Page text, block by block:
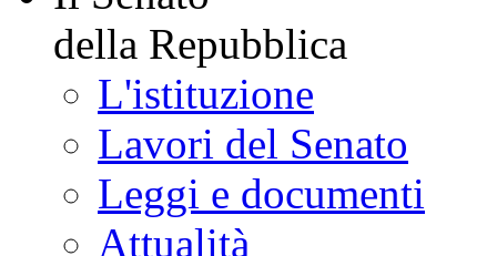
della Repubblica
L'istituzione
Lavori del Senato
Leggi e documenti
Attualità